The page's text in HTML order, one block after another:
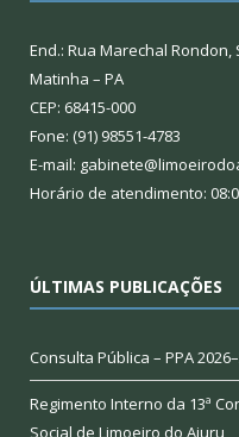
End.: Rua Marechal Rondon,
Matinha – PA
CEP: 68415-000
Fone: (91) 98551-4783
E-mail:
Horário de atendimento:
ÚLTIMAS PUBLICAÇÕES
Consulta Pública – PPA
Regimento Interno da 13ª
Social de Limoeiro do Ajuru